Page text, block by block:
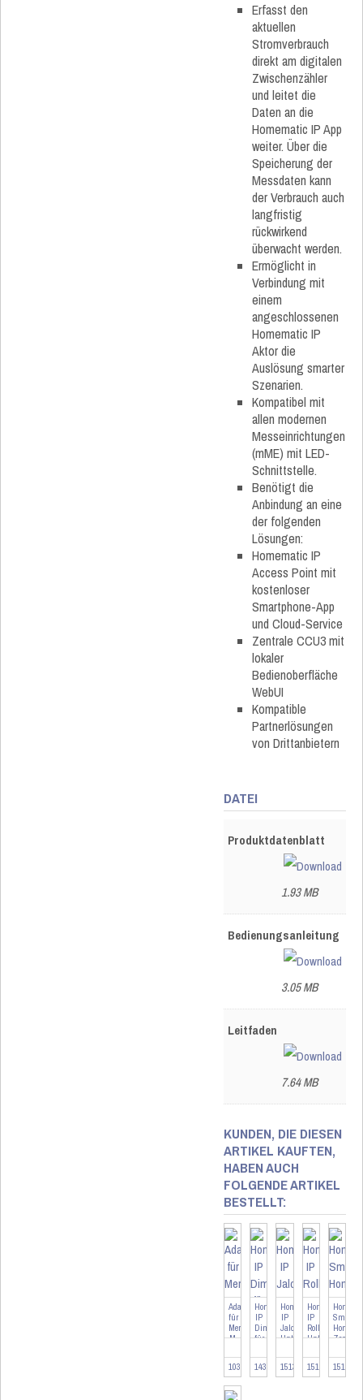
Erfasst den
aktuellen
Stromverbrauch
direkt am digitalen
Zwischenzähler
und leitet die
Daten an die
Homematic IP App
weiter. Über die
Speicherung der
Messdaten kann
der Verbrauch auch
langfristig
rückwirkend
überwacht werden.
Ermöglicht in
Verbindung mit
einem
angeschlossenen
Homematic IP
Aktor die
Auslösung smarter
Szenarien.
Kompatibel mit
allen modernen
Messeinrichtungen
(mME) mit LED-
Schnittstelle.
Benötigt die
Anbindung an eine
der folgenden
Lösungen:
Homematic IP
Access Point mit
kostenloser
Smartphone-App
und Cloud-Service
Zentrale CCU3 mit
lokaler
Bedienoberfläche
WebUI
Kompatible
Partnerlösungen
von Drittanbietern
DATEI
Produktdatenblatt
1.93 MB
Bedienungsanleitung
3.05 MB
Leitfaden
7.64 MB
KUNDEN, DIE DIESEN
ARTIKEL KAUFTEN,
HABEN AUCH
FOLGENDE ARTIKEL
BESTELLT:
Adapter
für
Merten
M
103093
Homematic
IP
Dimmaktor
für
143166
Homematic
IP
Jalousieaktor
Unterputz
151398
Homematic
IP
Rollladenaktor
Unterputz
151347
Smart
Home
Zentrale
151965